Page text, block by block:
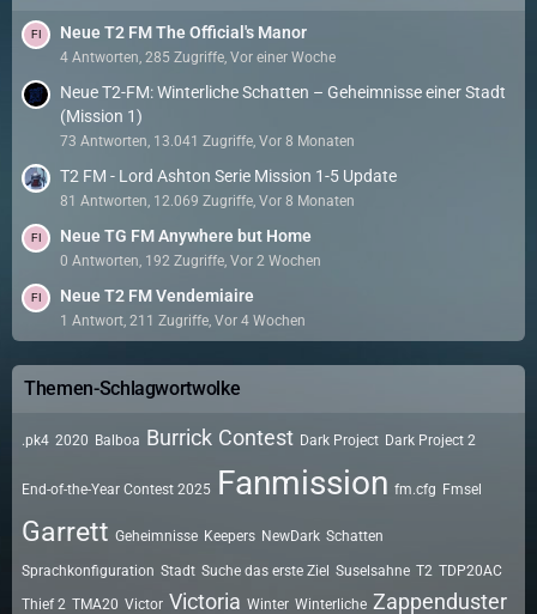
Neue T2 FM The Official's Manor
4 Antworten, 285 Zugriffe, Vor einer Woche
Neue T2-FM: Winterliche Schatten – Geheimnisse einer Stadt
(Mission 1)
73 Antworten, 13.041 Zugriffe, Vor 8 Monaten
T2 FM - Lord Ashton Serie Mission 1-5 Update
81 Antworten, 12.069 Zugriffe, Vor 8 Monaten
Neue TG FM Anywhere but Home
0 Antworten, 192 Zugriffe, Vor 2 Wochen
Neue T2 FM Vendemiaire
1 Antwort, 211 Zugriffe, Vor 4 Wochen
Themen-Schlagwortwolke
.pk4 2020 Balboa Burrick Contest Dark Project Dark Project 2
End-of-the-Year Contest 2025 Fanmission fm.cfg Fmsel
Garrett Geheimnisse Keepers NewDark Schatten
Sprachkonfiguration Stadt Suche das erste Ziel Suselsahne T2 TDP20AC
Thief 2 TMA20 Victor Victoria Winter Winterliche Zappenduster